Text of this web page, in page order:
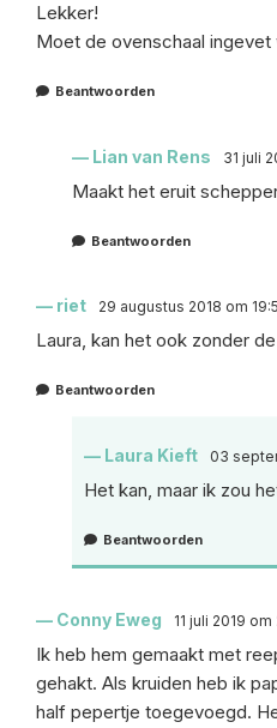
Lekker!
Moet de ovenschaal ingevet
Beantwoorden
Lian van Rens 31 juli
Maakt het eruit
Beantwoorden
riet 29 augustus 2018 om
Laura, kan het ook zonder
Beantwoorden
Laura Kieft 03
Het kan, maar ik zou
Beantwoorden
Conny Eweg 11 juli 2019
Ik heb hem gemaakt met
gehakt. Als kruiden heb ik
half pepertje toegevoegd.